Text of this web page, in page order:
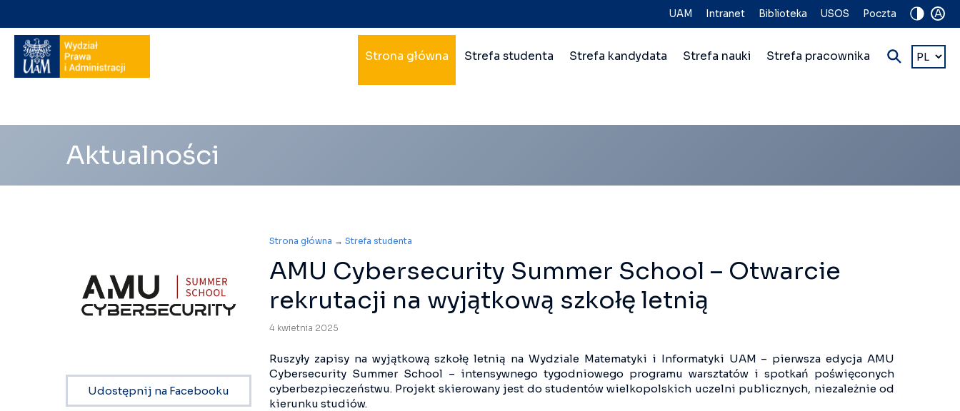
A
Nawigacja
na
skróty
UAM Intranet Biblioteka USOS Poczta
Nawigacja
główna
wielopoziomowa
Strona główna Strefa studenta Strefa kandydata Strefa nauki Strefa pracownika
Wybierz
język
Aktualności
Udostępnij na Facebooku
Strona główna → Strefa studenta
AMU Cybersecurity Summer School – Otwarcie
rekrutacji na wyjątkową szkołę letnią
4 kwietnia 2025
Ruszyły zapisy na wyjątkową szkołę letnią na Wydziale Matematyki i Informatyki UAM – pierwsza edycja AMU
Cybersecurity Summer School – intensywnego tygodniowego programu warsztatów i spotkań poświęconych
cyberbezpieczeństwu. Projekt skierowany jest do studentów wielkopolskich uczelni publicznych, niezależnie od
kierunku studiów.